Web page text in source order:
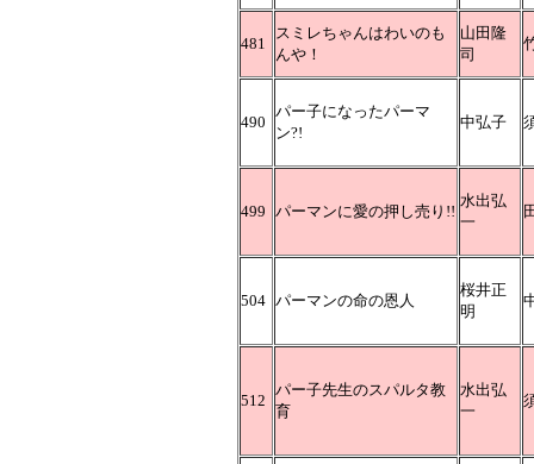
481
スミレちゃんはわいのも
んや！
山田隆
司
490
パー子になったパーマ
ン?!
中弘子
499 パーマンに愛の押し売り!!
水出弘
一
504 パーマンの命の恩人
桜井正
明
512
パー子先生のスパルタ教
育
水出弘
一